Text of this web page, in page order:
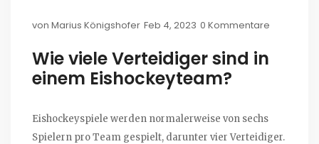
von Marius Königshofer Feb 4, 2023 0 Kommentare
Wie viele Verteidiger sind in
einem Eishockeyteam?
Eishockeyspiele werden normalerweise von sechs
Spielern pro Team gespielt, darunter vier Verteidiger.